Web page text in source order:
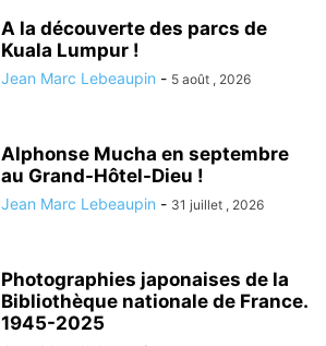
A la découverte des parcs de
Kuala Lumpur !
Jean Marc Lebeaupin - 5 août , 2026
Alphonse Mucha en septembre
au Grand-Hôtel-Dieu !
Jean Marc Lebeaupin - 31 juillet , 2026
Photographies japonaises de la
Bibliothèque nationale de France.
1945-2025